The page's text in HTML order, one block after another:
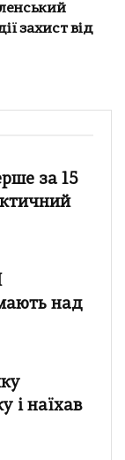
захист від
за 15
над
і наїхав